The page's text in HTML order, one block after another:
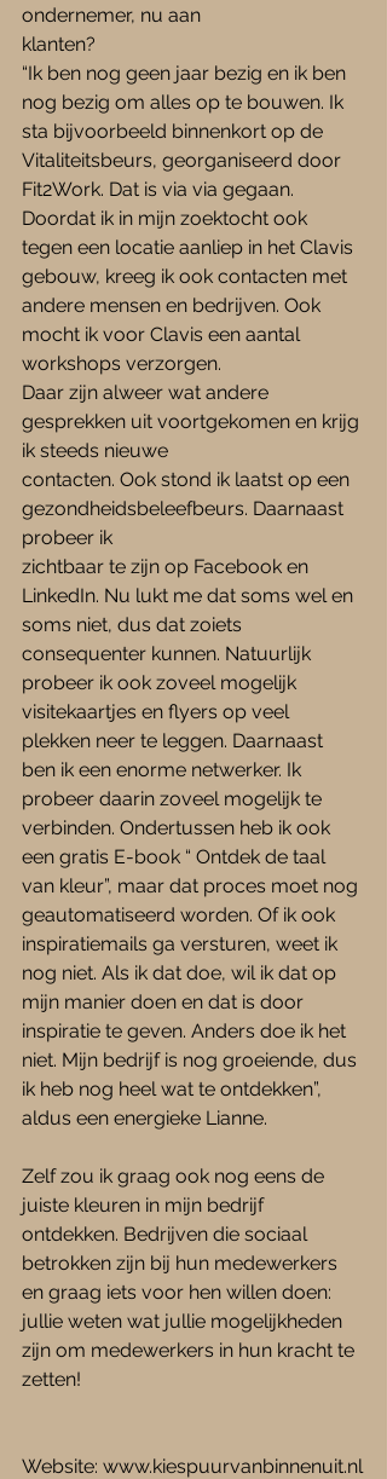
ondernemer, nu aan
klanten?
“Ik ben nog geen jaar bezig en ik ben
nog bezig om alles op te bouwen. Ik
sta bijvoorbeeld binnenkort op de
Vitaliteitsbeurs, georganiseerd door
Fit2Work. Dat is via via gegaan.
Doordat ik in mijn zoektocht ook
tegen een locatie aanliep in het Clavis
gebouw, kreeg ik ook contacten met
andere mensen en bedrijven. Ook
mocht ik voor Clavis een aantal
workshops verzorgen.
Daar zijn alweer wat andere
gesprekken uit voortgekomen en krijg
ik steeds nieuwe
contacten. Ook stond ik laatst op een
gezondheidsbeleefbeurs. Daarnaast
probeer ik
zichtbaar te zijn op Facebook en
LinkedIn. Nu lukt me dat soms wel en
soms niet, dus dat zoiets
consequenter kunnen. Natuurlijk
probeer ik ook zoveel mogelijk
visitekaartjes en flyers op veel
plekken neer te leggen. Daarnaast
ben ik een enorme netwerker. Ik
probeer daarin zoveel mogelijk te
verbinden. Ondertussen heb ik ook
een gratis E-book “ Ontdek de taal
van kleur”, maar dat proces moet nog
geautomatiseerd worden. Of ik ook
inspiratiemails ga versturen, weet ik
nog niet. Als ik dat doe, wil ik dat op
mijn manier doen en dat is door
inspiratie te geven. Anders doe ik het
niet. Mijn bedrijf is nog groeiende, dus
ik heb nog heel wat te ontdekken”,
aldus een energieke Lianne.
Zelf zou ik graag ook nog eens de
juiste kleuren in mijn bedrijf
ontdekken. Bedrijven die sociaal
betrokken zijn bij hun medewerkers
en graag iets voor hen willen doen:
jullie weten wat jullie mogelijkheden
zijn om medewerkers in hun kracht te
zetten!
Website: www.kiespuurvanbinnenuit.nl